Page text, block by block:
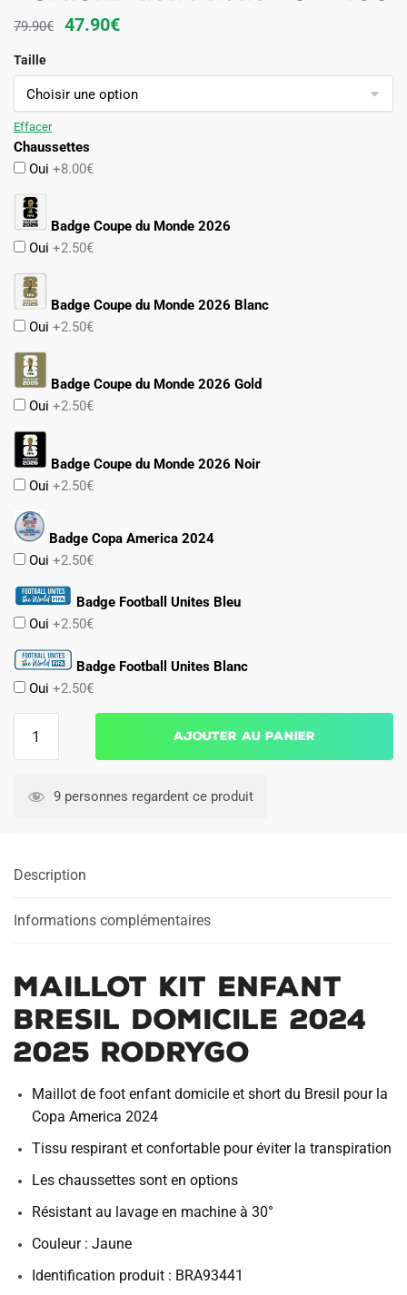
79.90€
Le
initial
était :
47.90€Le
actuel
est :
Taille
Effacer
Chaussettes
Oui +8.00€
Badge Coupe du Monde 2026
Oui +2.50€
Badge Coupe du Monde 2026 Blanc
Oui +2.50€
Badge Coupe du Monde 2026 Gold
Oui +2.50€
Badge Coupe du Monde 2026 Noir
Oui +2.50€
Badge Copa America 2024
Oui +2.50€
Badge Football Unites Bleu
Oui +2.50€
Badge Football Unites Blanc
Oui +2.50€
2024
Rodrygo
Ajouter au panier
9 personnes regardent ce produit
Description
Informations complémentaires
Maillot Kit Enfant
Bresil Domicile 2024
2025 Rodrygo
Maillot de foot enfant domicile et short du Bresil pour la
Copa America 2024
Tissu respirant et confortable pour éviter la transpiration
Les chaussettes sont en options
Résistant au lavage en machine à 30°
Couleur : Jaune
Identification produit : BRA93441